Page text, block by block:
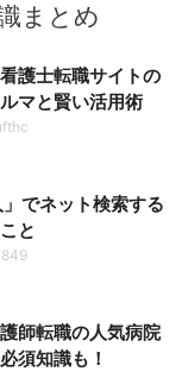
まとめ
護士転職サイトの
マと賢い活用術
でネット検索する
と
師転職の人気病院
須知識も！